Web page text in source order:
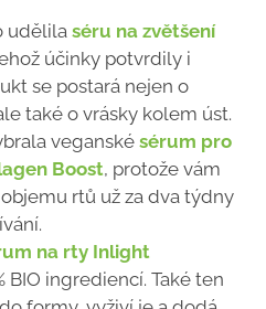
udělila séru na zvětšení
účinky potvrdily i
se postará nejen o
také o vrásky kolem úst.
veganské sérum pro
Boost, protože vám
rtů už za dva týdny
na rty Inlight
BIO ingrediencí. Také ten